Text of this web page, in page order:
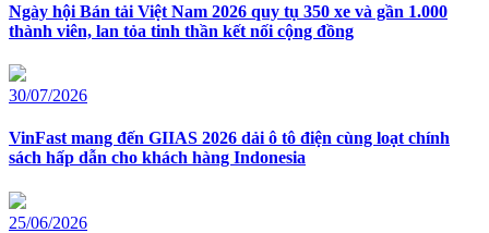
Ngày hội Bán tải Việt Nam 2026 quy tụ 350 xe và gần 1.000
thành viên, lan tỏa tinh thần kết nối cộng đồng
30/07/2026
VinFast mang đến GIIAS 2026 dải ô tô điện cùng loạt chính
sách hấp dẫn cho khách hàng Indonesia
25/06/2026